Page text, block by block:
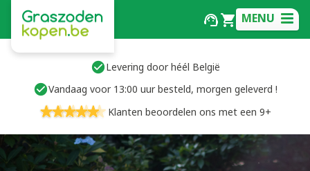
MENU
Levering door héél België
Vandaag voor 13:00 uur besteld, morgen geleverd !
Klanten beoordelen ons met een 9+